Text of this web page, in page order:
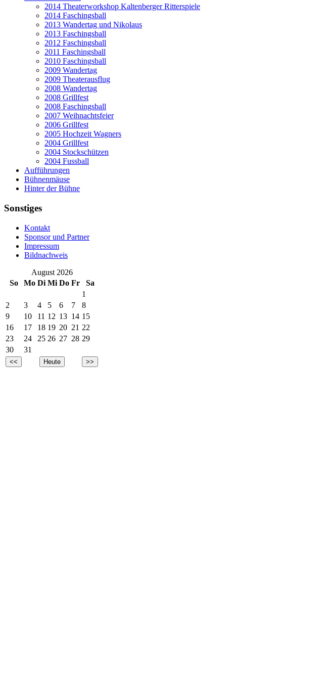
2014 Theaterworkshop Kaltenberger Ritterspiele
2014 Faschingsball
2013 Wandertag und Nikolaus
2013 Faschingsball
2012 Faschingsball
2011 Faschingsball
2010 Faschingsball
2009 Wandertag
2009 Theaterausflug
2008 Wandertag
2008 Grillfest
2008 Faschingsball
2007 Weihnachtsfeier
2006 Grillfest
2005 Hochzeit Wagners
2004 Grillfest
2004 Stockschützen
2004 Fussball
Aufführungen
Bühnenmäuse
Hinter der Bühne
Sonstiges
Kontakt
Sponsor und Partner
Impressum
Bildnachweis
August 2026
So
Mo Di Mi Do Fr
Sa
1
2
3 4 5 6 7
8
9
10 11 12 13 14 15
16
17 18 19 20 21 22
23
24 25 26 27 28 29
30
31